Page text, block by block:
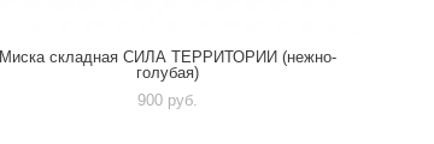
Миска складная СИЛА ТЕРРИТОРИИ (нежно-
голубая)
900 pуб.